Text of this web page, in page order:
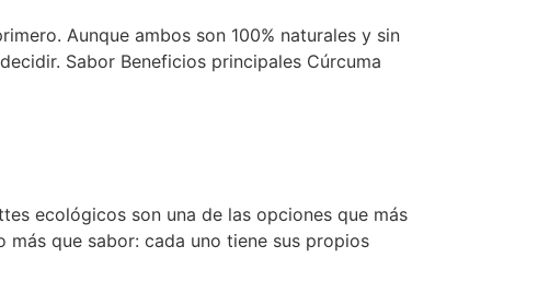
Aunque ambos son 100% naturales y sin
Sabor Beneficios principales Cúrcuma
ecológicos son una de las opciones que más
más que sabor: cada uno tiene sus propios